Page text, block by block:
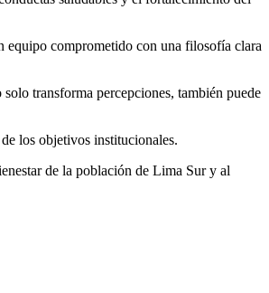
equipo comprometido con una filosofía clara
transforma percepciones, también puede
los objetivos institucionales.
de la población de Lima Sur y al